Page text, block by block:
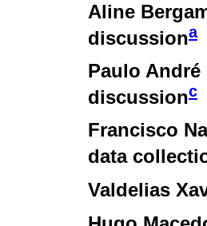
Aline
discussiona
Paulo André
discussionc
Francisco
data
Valdelias